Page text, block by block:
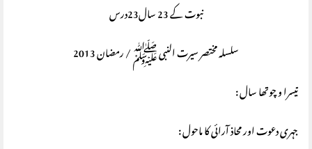
نبوت کے 23 سال23درس
سلسلہ مختصر سیرت النبی ﷺ / رمضان 2013
تیسرا و چوتھا سال :
جہری دعوت اور محاذ آرائی کا ماحول :